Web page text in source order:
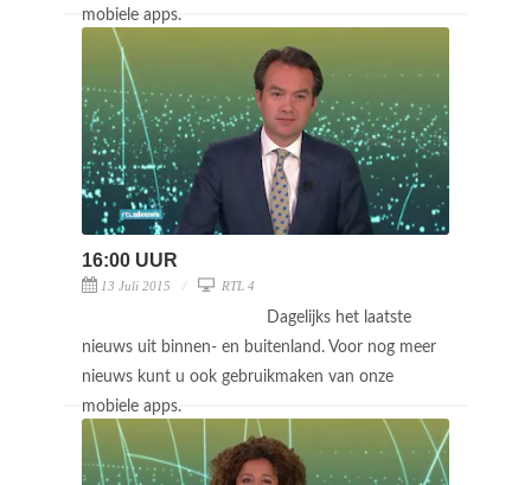
mobiele apps.
16:00 UUR
13 Juli 2015 RTL 4
Dagelijks het laatste
nieuws uit binnen- en buitenland. Voor nog meer
nieuws kunt u ook gebruikmaken van onze
mobiele apps.